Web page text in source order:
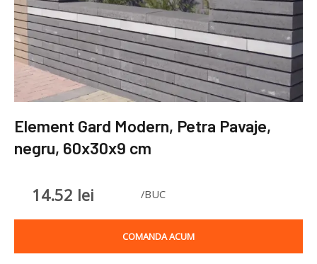
Element Gard Modern, Petra Pavaje,
negru, 60x30x9 cm
14.52 lei /BUC
COMANDA ACUM